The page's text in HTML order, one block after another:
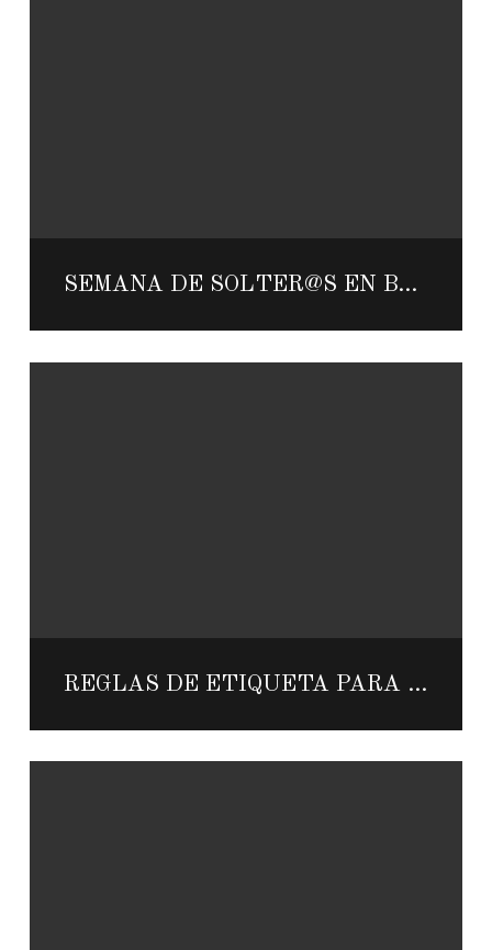
SEMANA DE SOLTER@S EN BARCELÓ MAYA GRAND RESORT
REGLAS DE ETIQUETA PARA UNA BODA DESTINO